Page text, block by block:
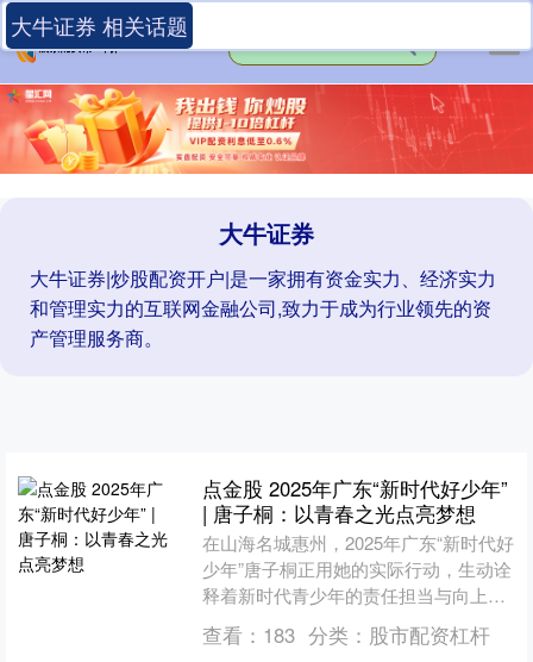
大牛证券
大牛证券|炒股配资开户|是一家拥有资金实力、经济实力
和管理实力的互联网金融公司,致力于成为行业领先的资
产管理服务商。
大牛证券 相关话题
点金股 2025年广东“新时代好少年”
| 唐子桐：以青春之光点亮梦想
在山海名城惠州，2025年广东“新时代好
少年”唐子桐正用她的实际行动，生动诠
释着新时代青少年的责任担当与向上向
善的精神风貌。她以卓越的学业成绩、
无私的公益热情和....
查看： 183 分类： 股市配资杠杆